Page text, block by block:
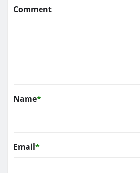
Comment
Name*
Email*